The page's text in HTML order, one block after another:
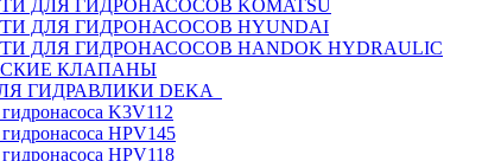
ДЛЯ ГИДРОНАСОСОВ KOMATSU
ДЛЯ ГИДРОНАСОСОВ HYUNDAI
ДЛЯ ГИДРОНАСОСОВ HANDOK HYDRAULIC
КЛАПАНЫ
ГИДРАВЛИКИ DEKA
K3V112
HPV145
HPV118